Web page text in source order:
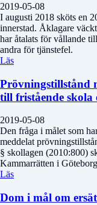
2019-05-08
I augusti 2018 sköts en
innerstad. Åklagare
har åtalats för vållande
andra för tjänstefel.
Läs
Prövningstillstånd
till fristående skola
2019-05-08
Den fråga i målet som
meddelat
§ skollagen (2010:800)
Kammarrätten i
Läs
Dom i mål om